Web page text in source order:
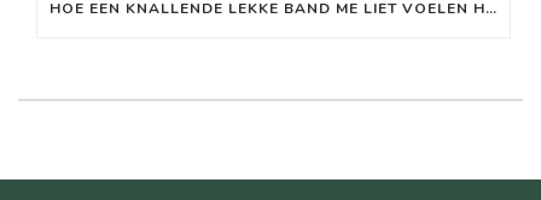
HOE EEN KNALLENDE LEKKE BAND ME LIET VOELEN HOE MIJN ZENUWSTELSEL WERKT